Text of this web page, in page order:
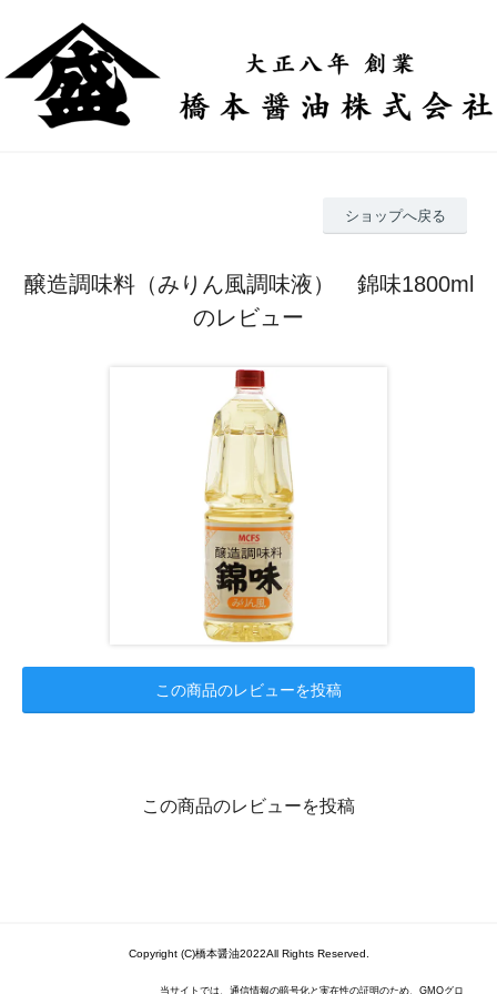
ショップへ戻る
醸造調味料（みりん風調味液） 錦味1800ml
のレビュー
この商品のレビューを投稿
この商品のレビューを投稿
Copyright (C)橋本醤油2022All Rights Reserved.
当サイトでは、通信情報の暗号化と実在性の証明のため、GMOグロ